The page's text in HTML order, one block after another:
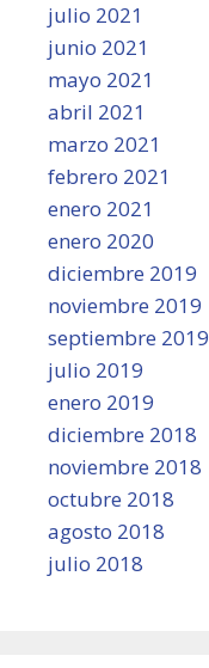
julio 2021
junio 2021
mayo 2021
abril 2021
marzo 2021
febrero 2021
enero 2021
enero 2020
diciembre 2019
noviembre 2019
septiembre 2019
julio 2019
enero 2019
diciembre 2018
noviembre 2018
octubre 2018
agosto 2018
julio 2018